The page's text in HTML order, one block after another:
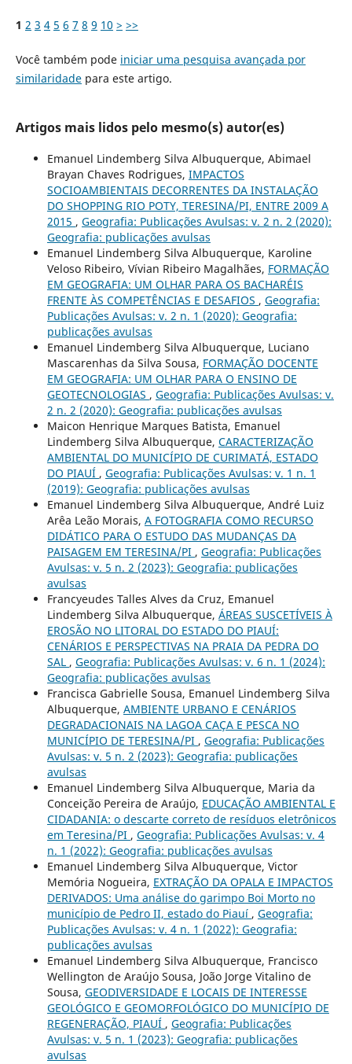
1 2 3 4 5 6 7 8 9 10 > >>
Você também pode iniciar uma pesquisa avançada por
similaridadepara este artigo.
Artigos mais lidos pelo mesmo(s) autor(es)
Emanuel Lindemberg Silva Albuquerque, Abimael
Brayan Chaves Rodrigues, IMPACTOS
SOCIOAMBIENTAIS DECORRENTES DA INSTALAÇÃO
DO SHOPPING RIO POTY, TERESINA/PI, ENTRE 2009 A
2015 , Geografia: Publicações Avulsas: v. 2 n. 2 (2020):
Geografia: publicações avulsas
Emanuel Lindemberg Silva Albuquerque, Karoline
Veloso Ribeiro, Vívian Ribeiro Magalhães, FORMAÇÃO
EM GEOGRAFIA: UM OLHAR PARA OS BACHARÉIS
FRENTE ÀS COMPETÊNCIAS E DESAFIOS , Geografia:
Publicações Avulsas: v. 2 n. 1 (2020): Geografia:
publicações avulsas
Emanuel Lindemberg Silva Albuquerque, Luciano
Mascarenhas da Silva Sousa, FORMAÇÃO DOCENTE
EM GEOGRAFIA: UM OLHAR PARA O ENSINO DE
GEOTECNOLOGIAS , Geografia: Publicações Avulsas: v.
2 n. 2 (2020): Geografia: publicações avulsas
Maicon Henrique Marques Batista, Emanuel
Lindemberg Silva Albuquerque, CARACTERIZAÇÃO
AMBIENTAL DO MUNICÍPIO DE CURIMATÁ, ESTADO
DO PIAUÍ , Geografia: Publicações Avulsas: v. 1 n. 1
(2019): Geografia: publicações avulsas
Emanuel Lindemberg Silva Albuquerque, André Luiz
Arêa Leão Morais, A FOTOGRAFIA COMO RECURSO
DIDÁTICO PARA O ESTUDO DAS MUDANÇAS DA
PAISAGEM EM TERESINA/PI , Geografia: Publicações
Avulsas: v. 5 n. 2 (2023): Geografia: publicações
avulsas
Francyeudes Talles Alves da Cruz, Emanuel
Lindemberg Silva Albuquerque, ÁREAS SUSCETÍVEIS À
EROSÃO NO LITORAL DO ESTADO DO PIAUÍ:
CENÁRIOS E PERSPECTIVAS NA PRAIA DA PEDRA DO
SAL , Geografia: Publicações Avulsas: v. 6 n. 1 (2024):
Geografia: publicações avulsas
Francisca Gabrielle Sousa, Emanuel Lindemberg Silva
Albuquerque, AMBIENTE URBANO E CENÁRIOS
DEGRADACIONAIS NA LAGOA CAÇA E PESCA NO
MUNICÍPIO DE TERESINA/PI , Geografia: Publicações
Avulsas: v. 5 n. 2 (2023): Geografia: publicações
avulsas
Emanuel Lindemberg Silva Albuquerque, Maria da
Conceição Pereira de Araújo, EDUCAÇÃO AMBIENTAL E
CIDADANIA: o descarte correto de resíduos eletrônicos
em Teresina/PI , Geografia: Publicações Avulsas: v. 4
n. 1 (2022): Geografia: publicações avulsas
Emanuel Lindemberg Silva Albuquerque, Victor
Memória Nogueira, EXTRAÇÃO DA OPALA E IMPACTOS
DERIVADOS: Uma análise do garimpo Boi Morto no
município de Pedro II, estado do Piauí , Geografia:
Publicações Avulsas: v. 4 n. 1 (2022): Geografia:
publicações avulsas
Emanuel Lindemberg Silva Albuquerque, Francisco
Wellington de Araújo Sousa, João Jorge Vitalino de
Sousa, GEODIVERSIDADE E LOCAIS DE INTERESSE
GEOLÓGICO E GEOMORFOLÓGICO DO MUNICÍPIO DE
REGENERAÇÃO, PIAUÍ , Geografia: Publicações
Avulsas: v. 5 n. 1 (2023): Geografia: publicações
avulsas